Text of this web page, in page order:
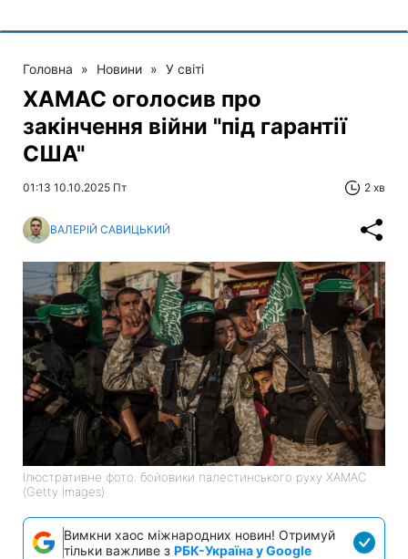
Головна » Новини » У світі
ХАМАС оголосив про
закінчення війни "під гарантії
США"
01:13 10.10.2025 Пт 2 хв
ВАЛЕРІЙ САВИЦЬКИЙ
Ілюстративне фото: бойовики палестинського руху ХАМАС
(Getty Images)
Вимкни хаос міжнародних новин! Отримуй
тільки важливе з РБК-Україна у Google